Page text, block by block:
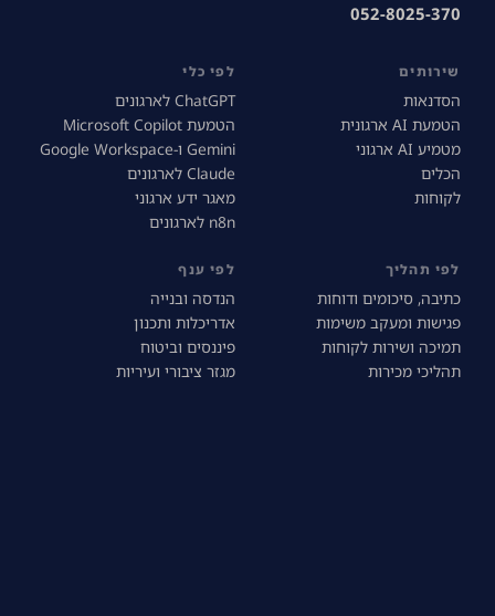
052-8025-370
שירותים
הסדנאות
הטמעת AI ארגונית
מטמיע AI ארגוני
הכלים
לקוחות
לפי כלי
ChatGPT לארגונים
הטמעת Microsoft Copilot
Gemini ו-Google Workspace
Claude לארגונים
מאגר ידע ארגוני
n8n לארגונים
לפי תהליך
כתיבה, סיכומים ודוחות
פגישות ומעקב משימות
תמיכה ושירות לקוחות
תהליכי מכירות
לפי ענף
הנדסה ובנייה
אדריכלות ותכנון
פיננסים וביטוח
מגזר ציבורי ועיריות